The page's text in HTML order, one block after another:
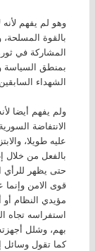
وهو لم يفهم
بالقوة
المشاركة في
بمنطق السياسة
الشهداء
ولم يفهم أيضا
الانتفاضة
عليه طويلا،
بالفعل من خلال
حتى يظهر للرأي
قوى الامن
مؤيدي النظام
استفراسه تجاه
بهم، وشلل
كما تقول وسائل